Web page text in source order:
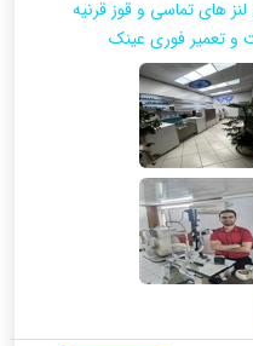
های تماسی و قوز قرنیه
و تعمیر فوری عینک